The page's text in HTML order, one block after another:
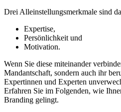
Drei Alleinstellungsmerkmale sind
Expertise,
Persönlichkeit und
Motivation.
Wenn Sie diese miteinander
Mandantschaft, sondern auch ihr
Expertinnen und Experten
Erfahren Sie im Folgenden, wie
Branding gelingt.